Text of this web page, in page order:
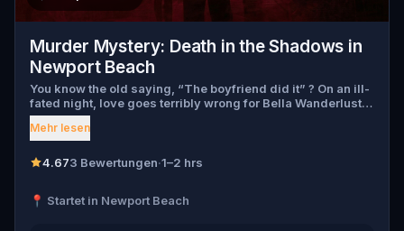
Murder Mystery: Death in the Shadows in
Newport Beach
You know the old saying, “The boyfriend did it” ? On an ill-
fated night, love goes terribly wrong for Bella Wanderlust
and Walter Bridges . Bella, a famous travel blogger, was
found dead during a ghost tour led by the theatrical Percy
Walter, the obsessed boyfriend? Percy, the ghost tour
suspects, and expose the real murderer before they strike
Mehr lesen
4.673 Bewertungen·1–2 hrs
📍 Startet in Newport Beach